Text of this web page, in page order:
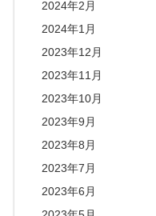
2024年2月
2024年1月
2023年12月
2023年11月
2023年10月
2023年9月
2023年8月
2023年7月
2023年6月